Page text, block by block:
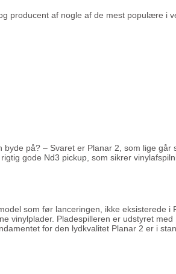
producent af nogle af de mest populære i
på? – Svaret er Planar 2, som lige
gode Nd3 pickup , som sikrer
som før lanceringen, ikke eksisterede i
Pladespilleren er udstyret
for den lydkvalitet Planar 2 er i